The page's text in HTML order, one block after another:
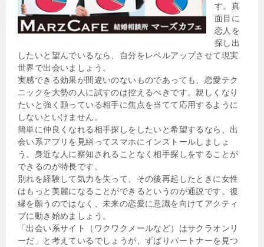
す。真
面目に
恋人を
探し出
したいと望んでいるなら、自分をレベルアップさせて現実
世界で出会いましょう。
実感できる効果が間違いのないものであっても、恋愛テク
ニックを大勢の人に試すのは控えるべきです。親しくなり
たいと強く願っている相手に焦点を当てて応用するように
しないといけません。
簡単に仲良くなれる相手探しをしたいと希望するなら、出
会い系アプリを見繕ってスマホにインストールしましょ
う。身近な人に察知されることなく相手探しをすることが
できるのが特長です。
別れを経験して気力を失って、その後再起したときに女性
はもっと美麗になることができるというのが通説です。復
縁を願うのではなく、未来の恋愛に意識を向けてアクティ
ブに動き始めましょう。
「出会い系サイト（ワクワクメールなど）はサクラオンリ
ーだ」と考えているでしょうが、ずばりパートナーを見つ